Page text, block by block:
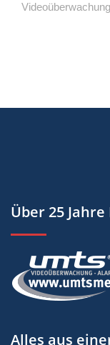
Videoüberwachung
Über 25
Alles aus